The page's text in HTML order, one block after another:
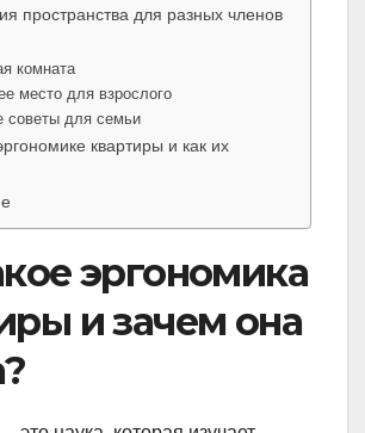
пространства для разных членов
комната
место для взрослого
советы для семьи
квартиры и как их
эргономика
и зачем она